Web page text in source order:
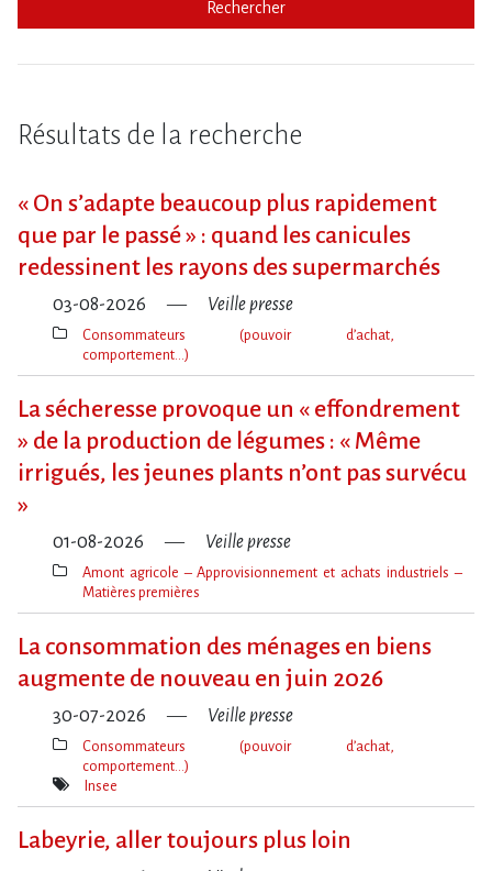
Rechercher
Résultats de la recherche
« On s​‌’adapte beaucoup plus rapidement
que par le passé » : quand les canicules
redessinent les rayons des supermarchés
03-08-2026 Veille presse
Thèmes(s)
Consommateurs (pouvoir d’achat,
comportement…)
La sécheresse provoque un « effondrement
» de la production de légumes : « Même
irrigués, les jeunes plants n’ont pas survécu
»
01-08-2026 Veille presse
Thèmes(s)
Amont agricole – Approvisionnement et achats industriels –
Matières premières
La consommation des ménages en biens
augmente de nouveau en juin 2026
30-07-2026 Veille presse
Thèmes(s)
Consommateurs (pouvoir d’achat,
comportement…)
Mot(s)-
Insee
Labeyrie, aller toujours plus loin